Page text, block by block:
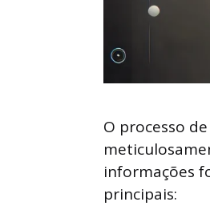
O processo
informações
principais: